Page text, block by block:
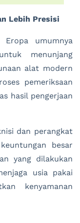
Lebih Presisi
Eropa umumnya
menunjang
alat modern
pemeriksaan
hasil pengerjaan
dan perangkat
besar
yang dilakukan
usia pakai
kenyamanan